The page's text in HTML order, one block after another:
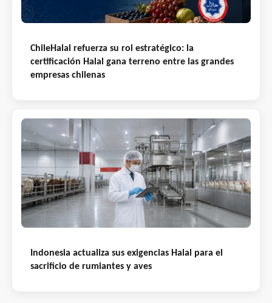
ChileHalal refuerza su rol estratégico: la
certificación Halal gana terreno entre las grandes
empresas chilenas
Indonesia actualiza sus exigencias Halal para el
sacrificio de rumiantes y aves